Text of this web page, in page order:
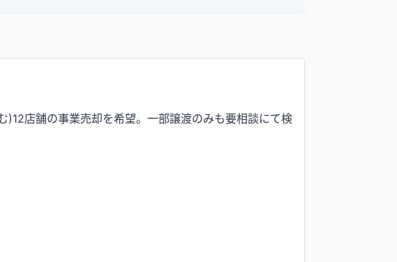
店舗の事業売却を希望。一部譲渡のみも要相談にて検